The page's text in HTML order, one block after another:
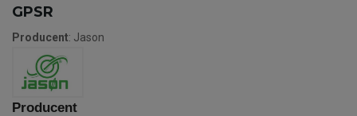
GPSR
Producent: Jason
Producent